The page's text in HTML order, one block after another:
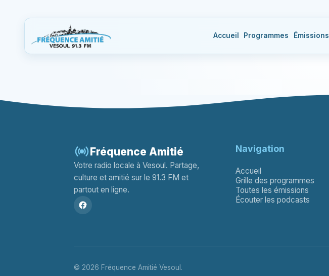
Accueil Programmes Émissions
Fréquence Amitié
Votre radio locale à Vesoul. Partage,
culture et amitié sur le 91.3 FM et
partout en ligne.
Navigation
Accueil
Grille des programmes
Toutes les émissions
Écouter les podcasts
© 2026 Fréquence Amitié Vesoul.